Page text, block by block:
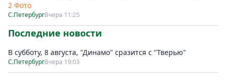
2 Фото
С.ПетербургВчера 11:25
Последние новости
В субботу, 8 августа, "Динамо" сразится с "Тверью"
С.ПетербургВчера 19:03